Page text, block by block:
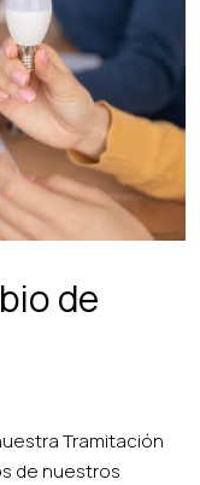
de
Tramitación
de nuestros